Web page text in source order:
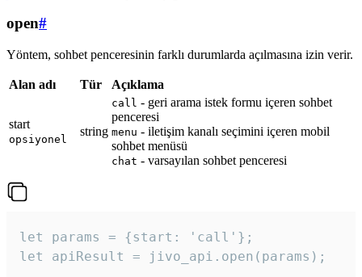
open#
Yöntem, sohbet penceresinin farklı durumlarda açılmasına izin verir.
Alan adı Tür Açıklama
start
opsiyonel
string
call - geri arama istek formu içeren sohbet
penceresi
menu - iletişim kanalı seçimini içeren mobil
sohbet menüsü
chat - varsayılan sohbet penceresi
let params = {start: 'call'};
let apiResult = jivo_api.open(params);